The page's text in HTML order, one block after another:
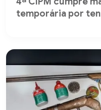
temporária por